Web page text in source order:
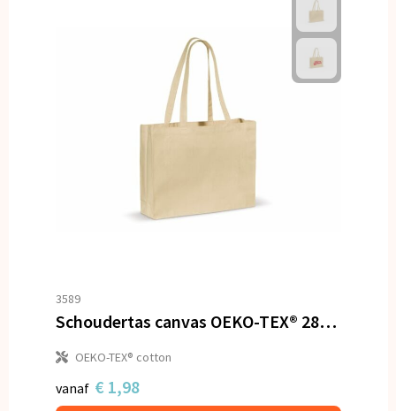
3589
Schoudertas canvas OEKO-TEX® 280g/m² 45x10x33cm
OEKO-TEX® cotton
vanaf € 1,98